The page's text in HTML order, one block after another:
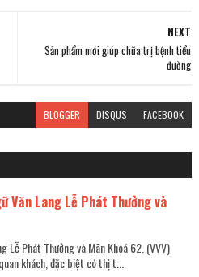
NEXT
Sản phẩm mới giúp chữa trị bệnh tiểu
đường
BLOGGER DISQUS FACEBOOK
Văn Lang Lễ Phát Thưởng và
Lễ Phát Thưởng và Mãn Khoá 62. (VVV)
khách, đặc biệt có thị t...